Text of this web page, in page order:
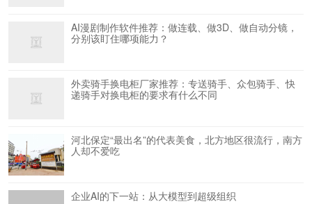
AI漫剧制作软件推荐：做连载、做3D、做自动分镜，
分别该盯住哪项能力？
外卖骑手换电柜厂家推荐：专送骑手、众包骑手、快
递骑手对换电柜的要求有什么不同
河北保定“最出名”的代表美食，北方地区很流行，南方
人却不爱吃
企业AI的下一站：从大模型到超级组织